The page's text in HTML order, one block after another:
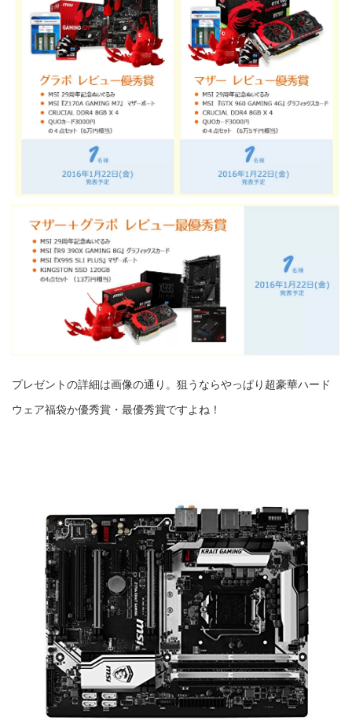
プレゼントの詳細は画像の通り。狙うならやっぱり超豪華ハード
ウェア福袋か優秀賞・最優秀賞ですよね！